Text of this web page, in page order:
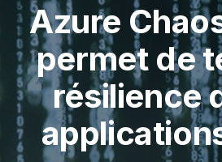
u
c
o
n
t
e
n
u
Azure
permet de
résilience